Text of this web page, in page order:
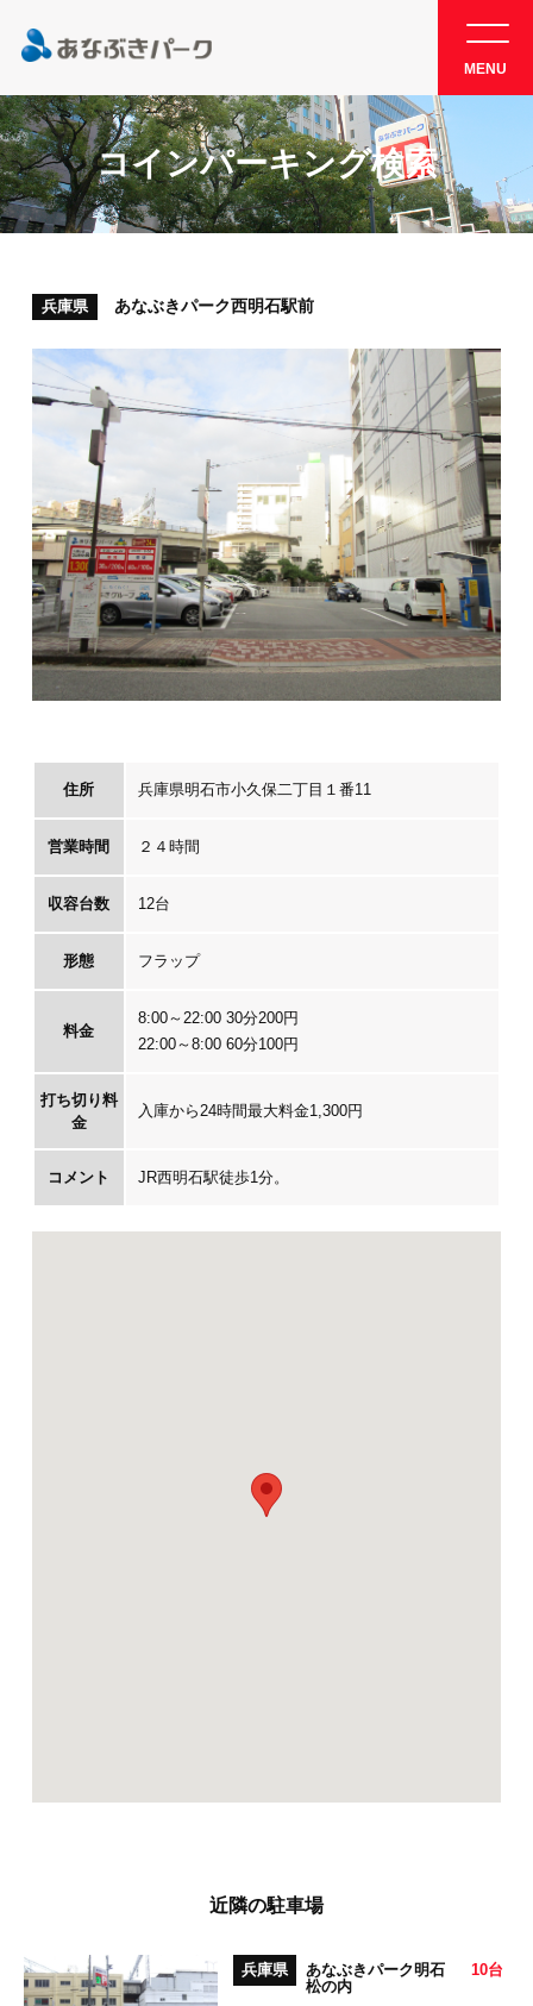
MENU
コインパーキング検索
兵庫県 あなぶきパーク西明石駅前
住所 兵庫県明石市小久保二丁目１番11
営業時間 ２４時間
収容台数 12台
形態 フラップ
料金
8:00～22:00 30分200円
22:00～8:00 60分100円
打ち切り料
金
入庫から24時間最大料金1,300円
コメント JR西明石駅徒歩1分。
近隣の駐車場
兵庫県
あなぶきパーク明石
松の内
10台